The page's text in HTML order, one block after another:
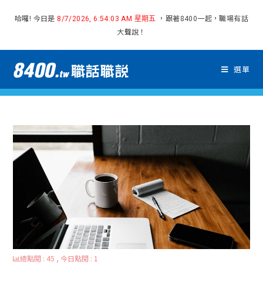
哈囉! 今日是 8/7/2026, 6:54:04 AM 星期五
，跟著8400一起，職場有話
大聲說！
選單
總點閱 : 45 , 今日點閱 : 1